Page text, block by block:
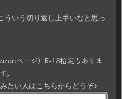
ういう切り返し上手いなと思っ
ページ）R-18指定もありま
す。
たい人はこちらからどうぞ♪